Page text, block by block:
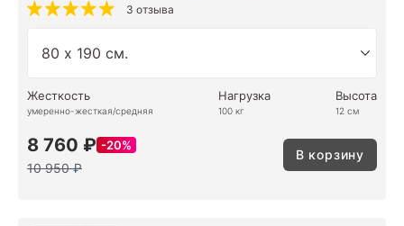
3 отзыва
Жесткость
умеренно-жесткая/средняя
Нагрузка
100 кг
Высота
12 см
8 760 ₽ 20%
10 950 ₽
В корзину